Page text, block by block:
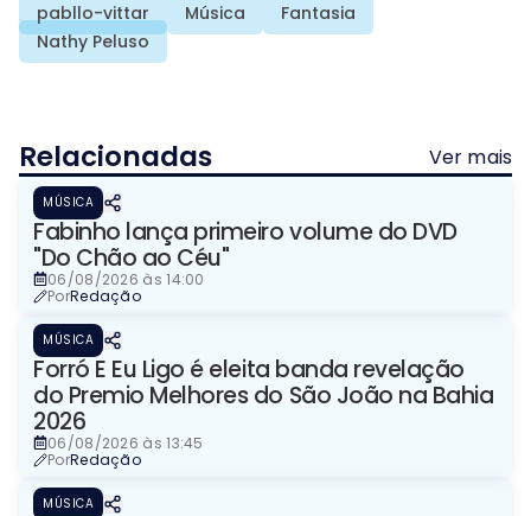
pabllo-vittar Música
Fantasia
Nathy Peluso
Relacionadas Ver mais
MÚSICA
Fabinho lança primeiro volume do DVD
"Do Chão ao Céu"
06/08/2026 às 14:00
PorRedação
MÚSICA
Forró E Eu Ligo é eleita banda revelação
do Premio Melhores do São João na Bahia
2026
06/08/2026 às 13:45
PorRedação
MÚSICA